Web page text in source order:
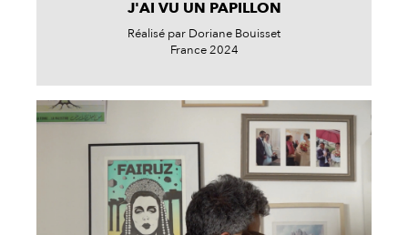
J'AI VU UN PAPILLON
Réalisé par Doriane Bouisset
France 2024